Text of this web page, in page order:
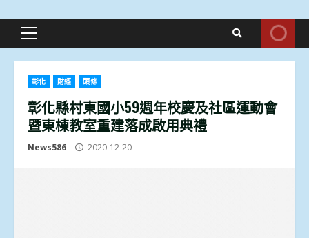
Primary
彰化 財經 頭條
彰化縣村東國小59週年校慶及社區運動會
暨東棟教室重建落成啟用典禮
News586 2020-12-20